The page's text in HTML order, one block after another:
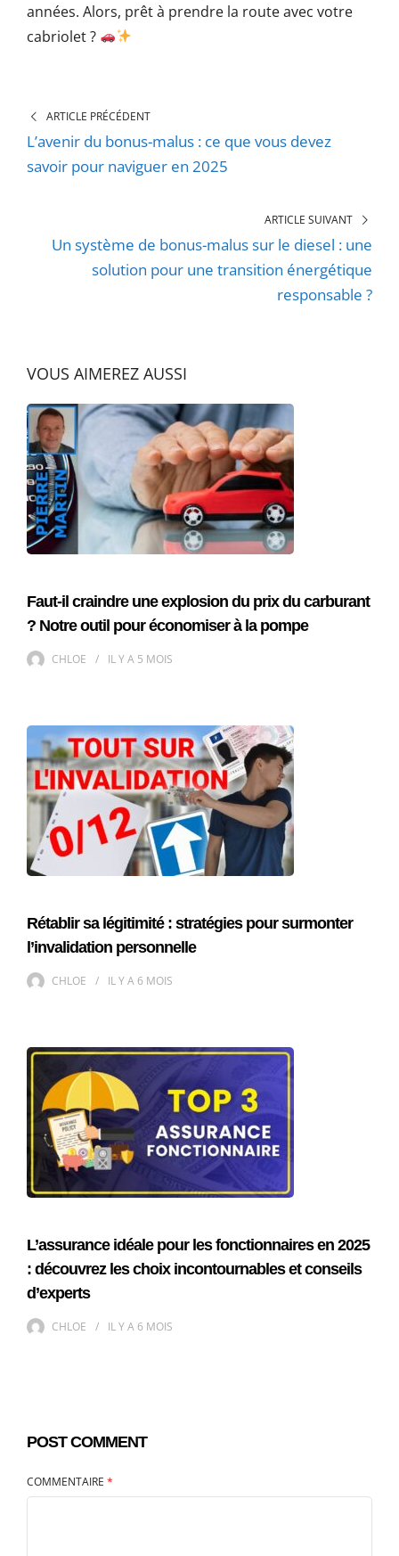
années. Alors, prêt à prendre la route avec votre
cabriolet ?
ARTICLE PRÉCÉDENT
L’avenir du bonus-malus : ce que vous devez
savoir pour naviguer en 2025
ARTICLE SUIVANT
Un système de bonus-malus sur le diesel : une
solution pour une transition énergétique
responsable ?
VOUS AIMEREZ AUSSI
Faut-il craindre une explosion du prix du carburant
? Notre outil pour économiser à la pompe
CHLOE IL Y A 5 MOIS
Rétablir sa légitimité : stratégies pour surmonter
l’invalidation personnelle
CHLOE IL Y A 6 MOIS
L’assurance idéale pour les fonctionnaires en 2025
: découvrez les choix incontournables et conseils
d’experts
CHLOE IL Y A 6 MOIS
POST COMMENT
COMMENTAIRE *